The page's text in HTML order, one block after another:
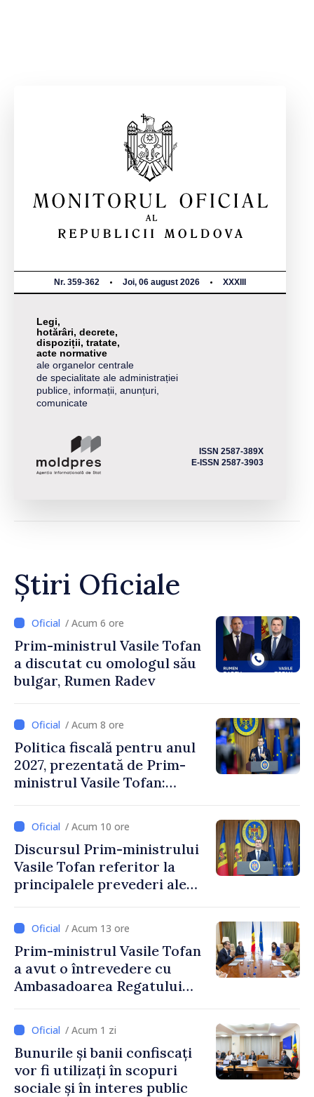
Nr. 359-362 Joi, 06 august 2026 XXXIII
Legi,
hotărâri, decrete,
dispoziții, tratate,
acte normative
ale organelor centrale
de specialitate ale administrației
publice, informații, anunțuri,
comunicate
ISSN 2587-389X
E-ISSN 2587-3903
Știri Oficiale
/ Acum 6 ore
Prim-ministrul Vasile Tofan
a discutat cu omologul său
bulgar, Rumen Radev
/ Acum 8 ore
Politica fiscală pentru anul
2027, prezentată de Prim-
ministrul Vasile Tofan:
stimularea investițiilor și o
taxare mai echitabilă
/ Acum 10 ore
Discursul Prim-ministrului
Vasile Tofan referitor la
principalele prevederi ale
2027
/ Acum 13 ore
Prim-ministrul Vasile Tofan
a avut o întrevedere cu
Ambasadoarea Regatului
Irlandei de Nord, Fern
Horine / Acum 1 zi
Bunurile și banii confiscați
vor fi utilizați în scopuri
sociale și în interes public